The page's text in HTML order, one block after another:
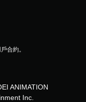
合約。
ANIMATION
Inc.